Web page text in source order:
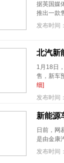
据英国媒
推出一款
发布时间
北汽新
1月18日
售，新车
细]
发布时间
新能源
日前，网
是由金康
发布时间